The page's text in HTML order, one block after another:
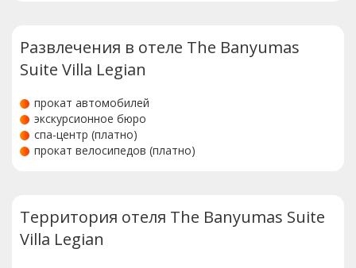
Развлечения в отеле The Banyumas
Suite Villa Legian
прокат автомобилей
экскурсионное бюро
спа-центр (платно)
прокат велосипедов (платно)
Территория отеля The Banyumas Suite
Villa Legian